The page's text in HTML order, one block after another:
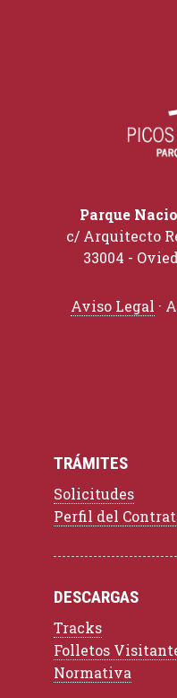
Parque
c/ Arquitecto
33004 -
Aviso Legal ·
TRÁMITES
Solicitudes
Perfil del
DESCARGAS
Tracks
Folletos
Normativa